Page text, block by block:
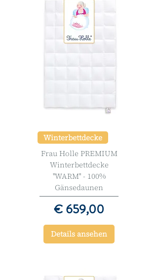
Winterbettdecke
Frau Holle PREMIUM
Winterbettdecke
''WARM'' - 100%
Gänsedaunen
Preis
€ 659,00
Details ansehen